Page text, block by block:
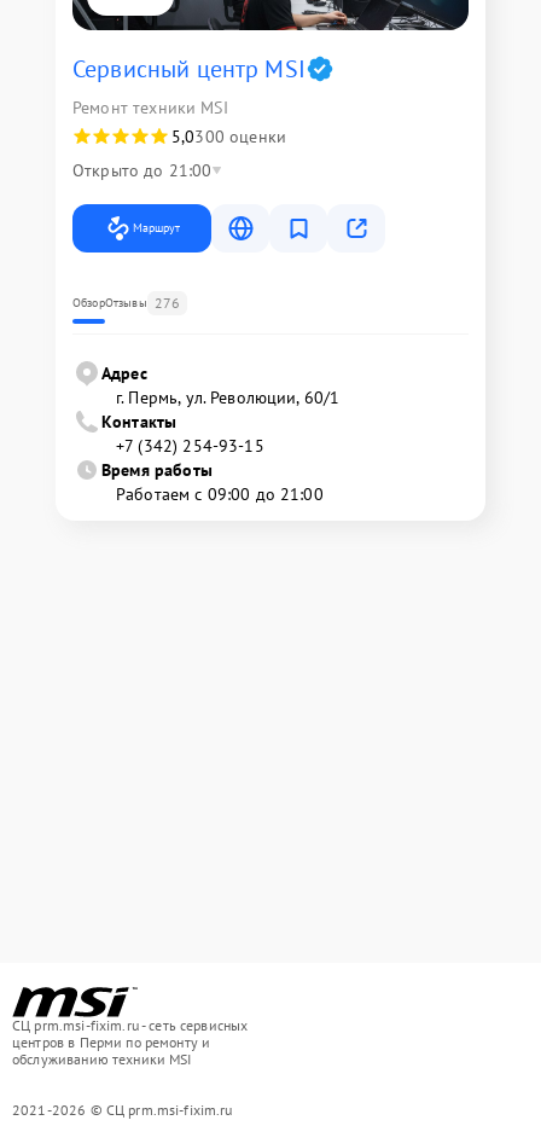
Сервисный центр MSI
Ремонт техники MSI
5,0300 оценки
Открыто до 21:00
Маршрут
ОбзорОтзывы 276
Адрес
г. Пермь, ул. ​Революции, 60/1
Контакты
+7 (342) 254-93-15
Время работы
Работаем с 09:00 до 21:00
СЦ prm.msi-fixim.ru - сеть сервисных
центров в Перми по ремонту и
обслуживанию техники MSI
2021-2026 © СЦ prm.msi-fixim.ru